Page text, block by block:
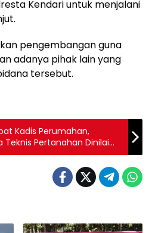
Kendari untuk menjalani
pengembangan guna
adanya pihak lain yang
tersebut.
Kadis Perumahan,
Teknis Pertanahan Dinilai